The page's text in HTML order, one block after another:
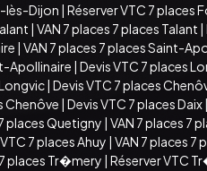
lès-Dijon | Réserver VTC 7 places
| VAN 7 places 7 places Talant |
| VAN 7 places 7 places Saint-
Apollinaire | Devis VTC 7 places
| Devis VTC 7 places
Chenôve | Devis VTC 7 places Daix|
places Quetigny | VAN 7 places 7
7 places Ahuy | VAN 7 places 7
places Tr�mery | Réserver VTC